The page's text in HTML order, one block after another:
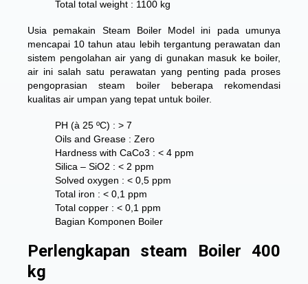
Total total weight : 1100 kg
Usia pemakain Steam Boiler Model ini pada umunya
mencapai 10 tahun atau lebih tergantung perawatan dan
sistem pengolahan air yang di gunakan masuk ke boiler,
air ini salah satu perawatan yang penting pada proses
pengoprasian steam boiler beberapa rekomendasi
kualitas air umpan yang tepat untuk boiler.
PH (à 25 ºC) : > 7
Oils and Grease : Zero
Hardness with CaCo3 : < 4 ppm
Silica – SiO2 : < 2 ppm
Solved oxygen : < 0,5 ppm
Total iron : < 0,1 ppm
Total copper : < 0,1 ppm
Bagian Komponen Boiler
Perlengkapan steam Boiler 400
kg